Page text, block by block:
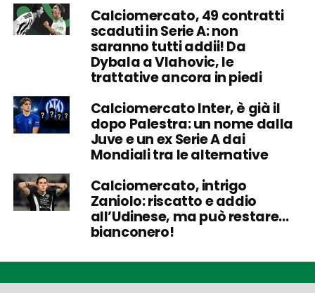
Calciomercato, 49 contratti
scaduti in Serie A: non
saranno tutti addii! Da
Dybala a Vlahovic, le
trattative ancora in piedi
Calciomercato Inter, è già il
dopo Palestra: un nome dalla
Juve e un ex Serie A dai
Mondiali tra le alternative
Calciomercato, intrigo
Zaniolo: riscatto e addio
all’Udinese, ma può restare…
bianconero!